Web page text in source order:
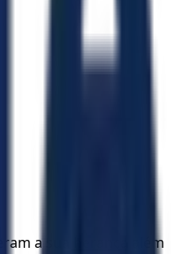
a sua herança além